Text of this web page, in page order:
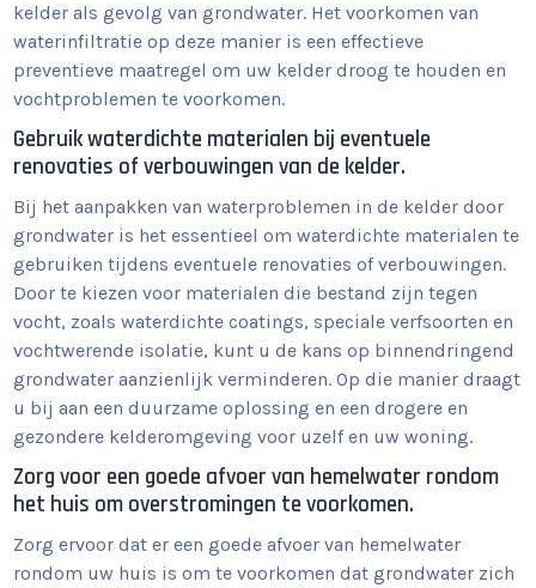
kelder als gevolg van grondwater. Het voorkomen van
waterinfiltratie op deze manier is een effectieve
preventieve maatregel om uw kelder droog te houden en
vochtproblemen te voorkomen.
Gebruik waterdichte materialen bij eventuele
renovaties of verbouwingen van de kelder.
Bij het aanpakken van waterproblemen in de kelder door
grondwater is het essentieel om waterdichte materialen te
gebruiken tijdens eventuele renovaties of verbouwingen.
Door te kiezen voor materialen die bestand zijn tegen
vocht, zoals waterdichte coatings, speciale verfsoorten en
vochtwerende isolatie, kunt u de kans op binnendringend
grondwater aanzienlijk verminderen. Op die manier draagt
u bij aan een duurzame oplossing en een drogere en
gezondere kelderomgeving voor uzelf en uw woning.
Zorg voor een goede afvoer van hemelwater rondom
het huis om overstromingen te voorkomen.
Zorg ervoor dat er een goede afvoer van hemelwater
rondom uw huis is om te voorkomen dat grondwater zich